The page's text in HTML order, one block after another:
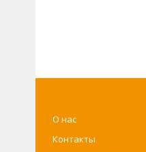
О нас
Контакты